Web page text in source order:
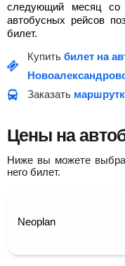
следующий месяц со
автобусных рейсов
билет.
Купить билет на
Заказать
Цены на
Ниже вы можете
него билет.
Neoplan